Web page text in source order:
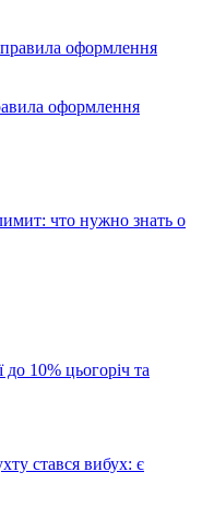
оформлення
что нужно знать о
10% цьогоріч та
стався вибух: є